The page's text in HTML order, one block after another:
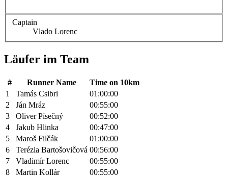
Captain
Vlado Lorenc
Läufer im Team
# Runner Name
Time on 10km
1
Tamás Csibri
01:00:00
2
Ján Mráz
00:55:00
3
Oliver Písečný
00:52:00
4
Jakub Hlinka
00:47:00
5
Maroš Filčák
01:00:00
6
Terézia Bartošovičová 00:56:00
7
Vladimír Lorenc
00:55:00
8
Martin Kollár
00:55:00